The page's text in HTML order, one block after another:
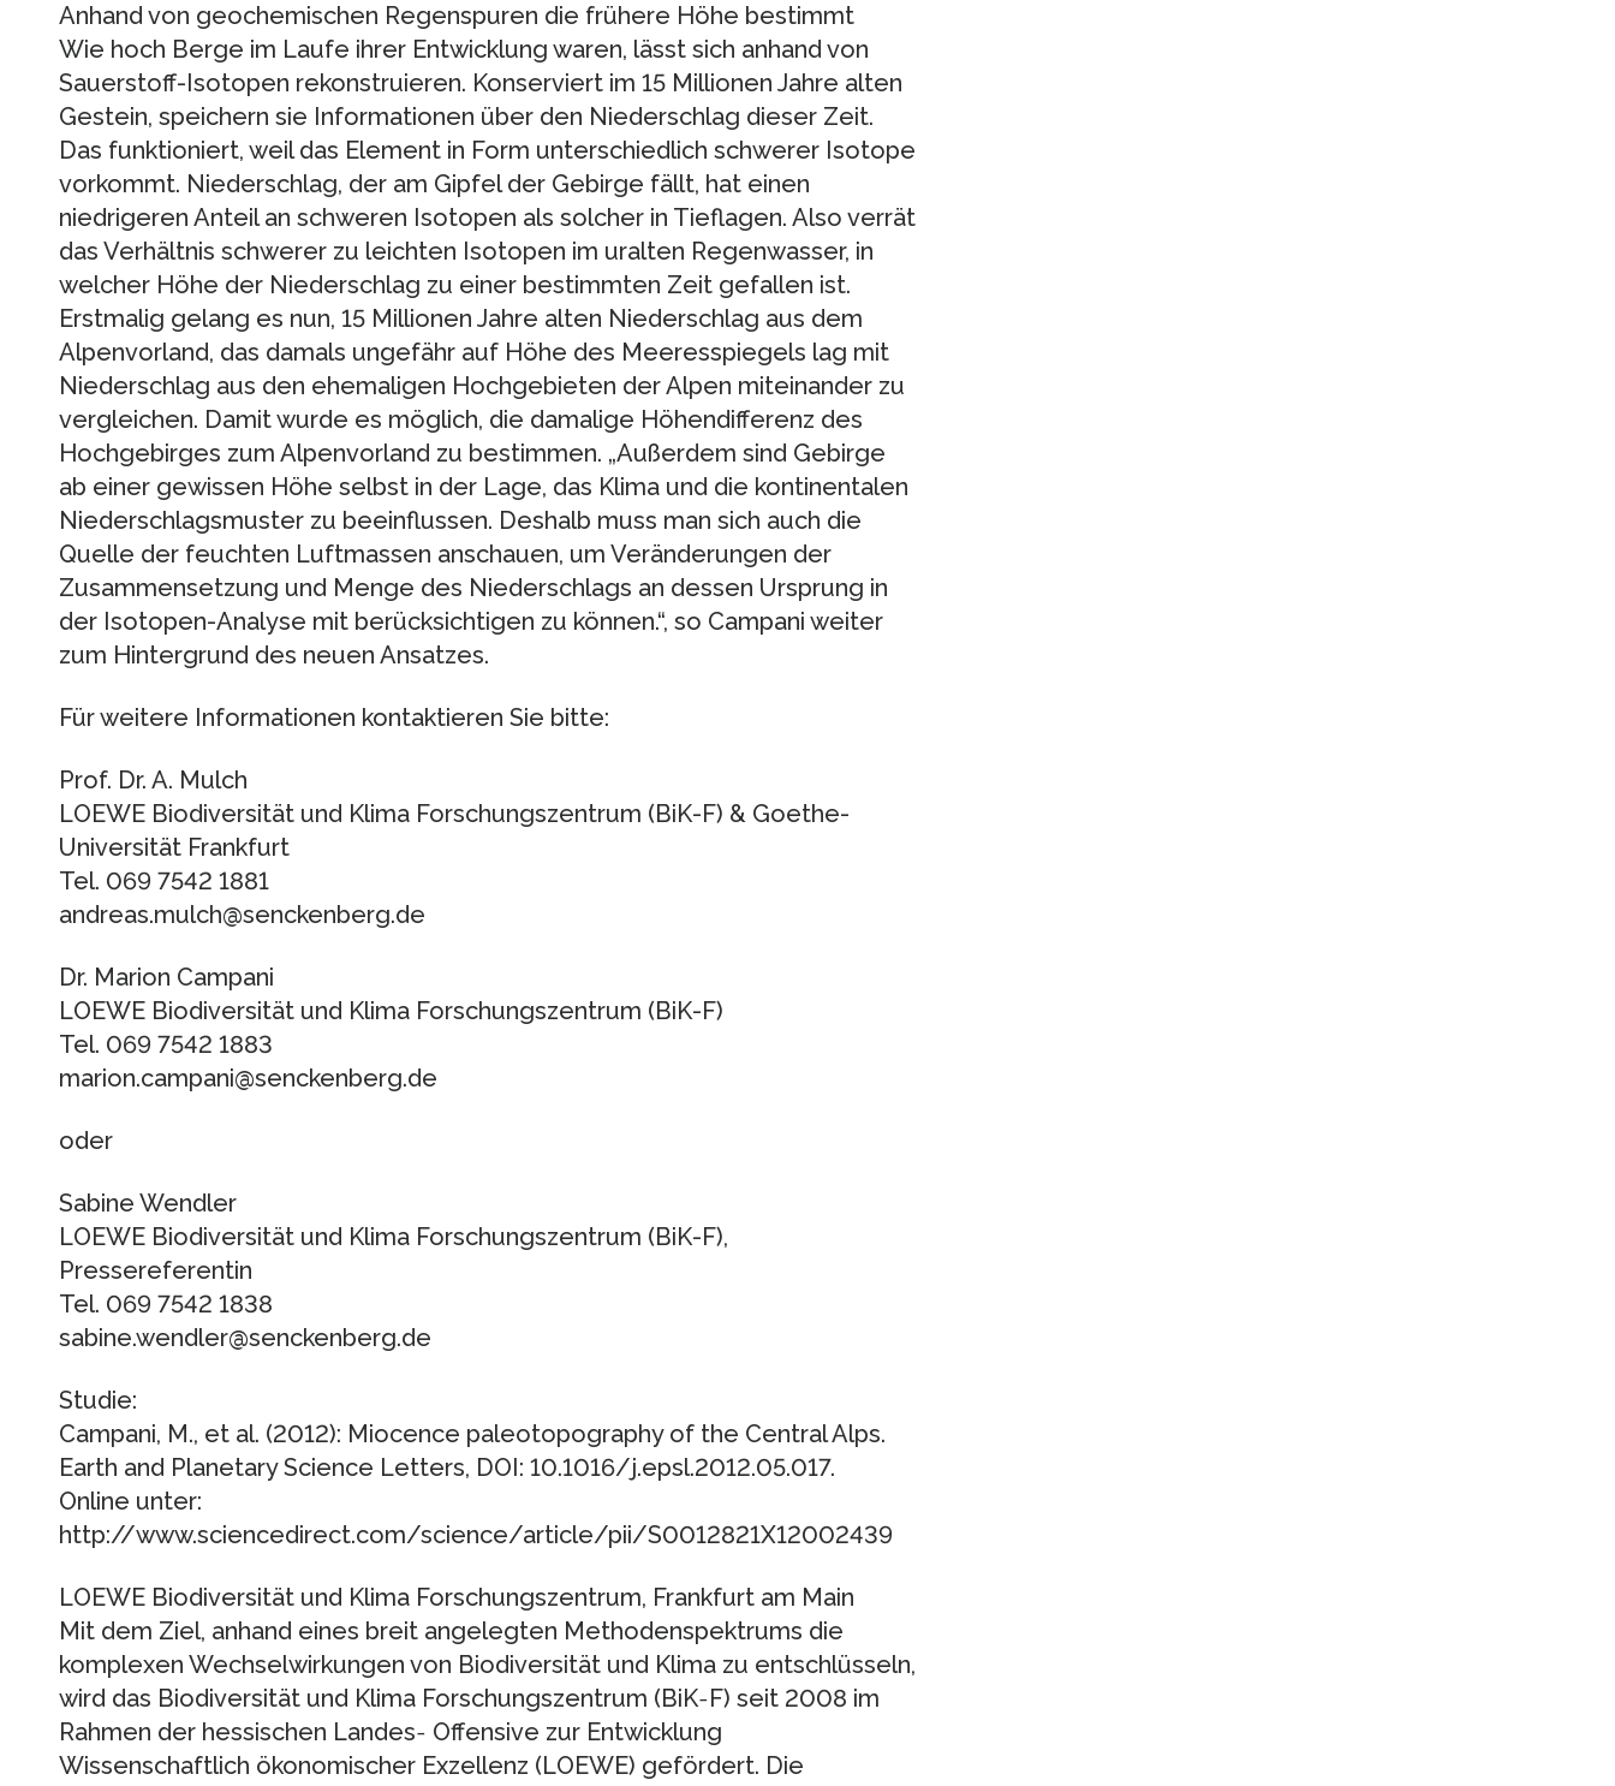
Anhand von geochemischen Regenspuren die frühere Höhe bestimmt
Wie hoch Berge im Laufe ihrer Entwicklung waren, lässt sich anhand von
Sauerstoff-Isotopen rekonstruieren. Konserviert im 15 Millionen Jahre alten
Gestein, speichern sie Informationen über den Niederschlag dieser Zeit.
Das funktioniert, weil das Element in Form unterschiedlich schwerer Isotope
vorkommt. Niederschlag, der am Gipfel der Gebirge fällt, hat einen
niedrigeren Anteil an schweren Isotopen als solcher in Tieflagen. Also verrät
das Verhältnis schwerer zu leichten Isotopen im uralten Regenwasser, in
welcher Höhe der Niederschlag zu einer bestimmten Zeit gefallen ist.
Erstmalig gelang es nun, 15 Millionen Jahre alten Niederschlag aus dem
Alpenvorland, das damals ungefähr auf Höhe des Meeresspiegels lag mit
Niederschlag aus den ehemaligen Hochgebieten der Alpen miteinander zu
vergleichen. Damit wurde es möglich, die damalige Höhendifferenz des
Hochgebirges zum Alpenvorland zu bestimmen. „Außerdem sind Gebirge
ab einer gewissen Höhe selbst in der Lage, das Klima und die kontinentalen
Niederschlagsmuster zu beeinflussen. Deshalb muss man sich auch die
Quelle der feuchten Luftmassen anschauen, um Veränderungen der
Zusammensetzung und Menge des Niederschlags an dessen Ursprung in
der Isotopen-Analyse mit berücksichtigen zu können.“, so Campani weiter
zum Hintergrund des neuen Ansatzes.
Für weitere Informationen kontaktieren Sie bitte:
Prof. Dr. A. Mulch
LOEWE Biodiversität und Klima Forschungszentrum (BiK-F) & Goethe-
Universität Frankfurt
Tel. 069 7542 1881
andreas.mulch@senckenberg.de
Dr. Marion Campani
LOEWE Biodiversität und Klima Forschungszentrum (BiK-F)
Tel. 069 7542 1883
marion.campani@senckenberg.de
oder
Sabine Wendler
LOEWE Biodiversität und Klima Forschungszentrum (BiK-F),
Pressereferentin
Tel. 069 7542 1838
sabine.wendler@senckenberg.de
Studie:
Campani, M., et al. (2012): Miocence paleotopography of the Central Alps.
Earth and Planetary Science Letters, DOI: 10.1016/j.epsl.2012.05.017.
Online unter:
http://www.sciencedirect.com/science/article/pii/S0012821X12002439
LOEWE Biodiversität und Klima Forschungszentrum, Frankfurt am Main
Mit dem Ziel, anhand eines breit angelegten Methodenspektrums die
komplexen Wechselwirkungen von Biodiversität und Klima zu entschlüsseln,
wird das Biodiversität und Klima Forschungszentrum (BiK‐F) seit 2008 im
Rahmen der hessischen Landes‐ Offensive zur Entwicklung
Wissenschaftlich ökonomischer Exzellenz (LOEWE) gefördert. Die